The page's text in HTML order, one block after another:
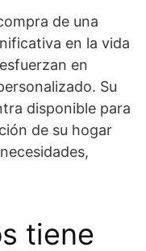
de una
en la vida
en
Su
disponible para
de su hogar
tiene